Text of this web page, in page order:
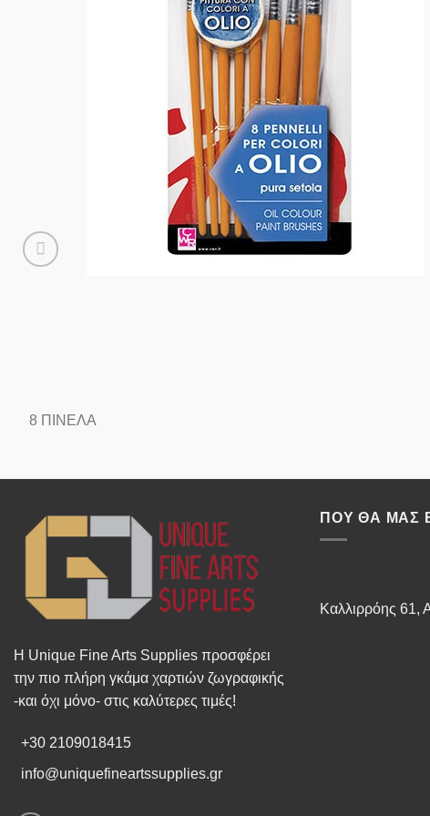
8 ΠΙΝΕΛΑ
Η Unique Fine Arts Supplies προσφέρει
την πιο πλήρη γκάμα χαρτιών ζωγραφικής
-και όχι μόνο- στις καλύτερες τιμές!
+30 2109018415
info@uniquefineartssupplies.gr
ΠΟΥ ΘΑ ΜΑΣ
Καλλιρρόης 61,